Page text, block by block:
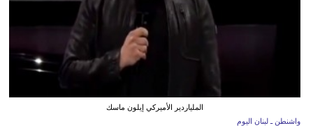
الملياردير الأميركي إيلون ماسك
واشنطن ـ لبنان اليوم